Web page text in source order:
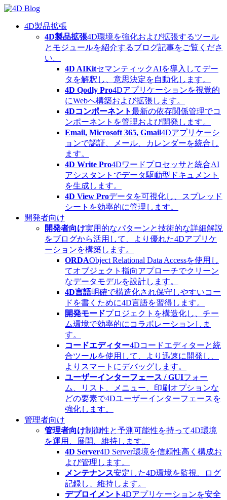
Skip
content4D製品拡張
4D製品拡張4D環境を強化および拡張するツール
とモジュールを紹介するブログ記事をご覧くださ
い。
4D AIKitセマンティックAIを導入してデー
タを解釈し、意思決定を自動化します。
4D Qodly Pro4Dアプリケーションを視覚的
にWebへ構築および拡張します。
4Dコンポーネント最新の依存関係管理でコ
ンポーネントを管理および開発します。
Email, Microsoft 365, Gmail4Dアプリケーシ
ョンで認証、メール、カレンダーを統合し
ます。
4D Write Pro4Dワードプロセッサと統合AI
アシスタントでデータ駆動型ドキュメント
を生成します。
4D View Proデータを可視化し、スプレッド
シートを効率的に管理します。
開発者向け
開発者向け実用的なパターンと技術的な詳細解説
をブログから活用して、より優れた4Dアプリケ
ーションを構築します。
ORDAObject Relational Data Accessを使用し
てオブジェクト指向アプローチでクリーン
なデータモデルを設計します。
4D言語明確で構造化され保守しやすいコー
ドを書くために4D言語を習得します。
開発モードプロジェクトを構造化し、チー
ム環境で効率的にコラボレーションしま
す。
コードエディター4Dコードエディターと統
合ツールを使用して、より迅速に開発し、
よりスマートにデバッグします。
ユーザーインターフェース / GUIフォー
ム、リスト、メニュー、印刷オプションな
どの要素で4Dユーザーインターフェースを
強化します。
管理者向け
管理者向け制御性と予測可能性を持って4D環境
を運用、展開、維持します。
4D Server4D Server環境を信頼性高く構成お
よび管理します。
メンテナンス安定した4D環境を監視、ログ
記録し、維持します。
デプロイメント4Dアプリケーションを安全